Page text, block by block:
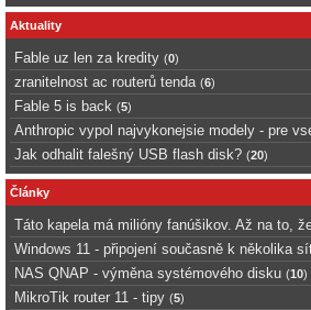
Aktuality
Fable uz len za kredity (0)
zranitelnost ac routerů tenda (6)
Fable 5 is back (5)
Anthropic vypol najvykonejsie modely - pre
Jak odhalit falešný USB flash disk? (20)
Články
Táto kapela má milióny fanúšikov. Až na to,
Windows 11 - připojení současně k několika
NAS QNAP - výměna systémového disku (10)
MikroTik router 11 - tipy (5)